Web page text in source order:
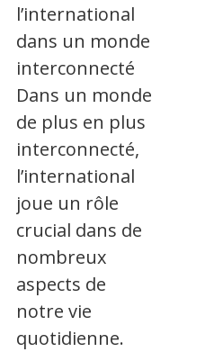
l’international
dans un monde
interconnecté
Dans un monde
de plus en plus
interconnecté,
l’international
joue un rôle
crucial dans de
nombreux
aspects de
notre vie
quotidienne.